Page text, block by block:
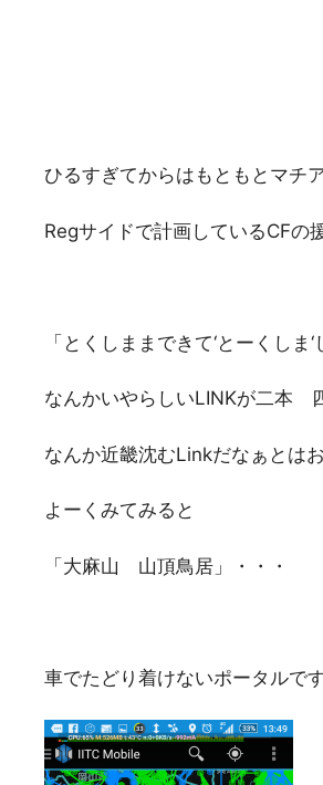
ひるすぎてからはもともとマチ
Regサイドで計画しているCFの
「とくしままできて‘とーくし
なんかいやらしいLINKが二本
なんか近畿沈むLinkだなぁとは
よーくみてみると
「大麻山 山頂鳥居」・・・
車でたどり着けないポータルで